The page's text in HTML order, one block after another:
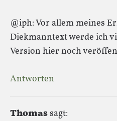
@iph: Vor allem meines
Diekmanntext werde ich
Version hier noch
Antworten
Thomassagt: